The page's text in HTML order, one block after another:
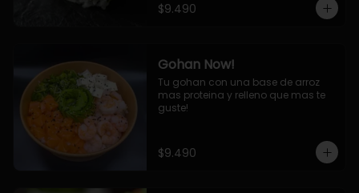
$9.490
Gohan Now!
Tu gohan con una base de arroz
mas proteina y relleno que mas te
guste!
$9.490